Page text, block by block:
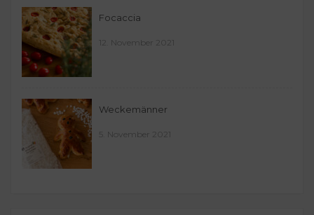
Focaccia
12. November 2021
Weckemänner
5. November 2021